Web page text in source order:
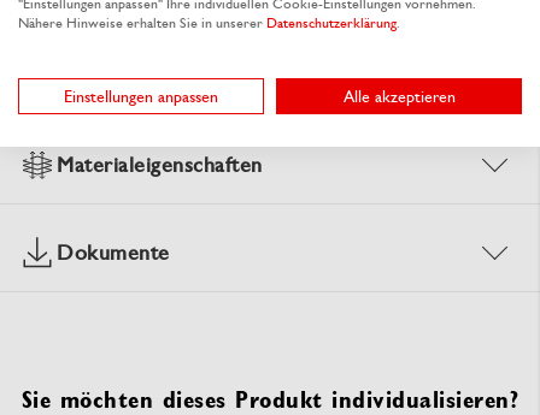
Materialeigenschaften
Dokumente
Sie möchten dieses Produkt individualisieren?
"Einstellungen anpassen" Ihre individuellen Cookie-Einstellungen vornehmen.
Nähere Hinweise erhalten Sie in unserer Datenschutzerklärung.
Einstellungen anpassen Alle akzeptieren